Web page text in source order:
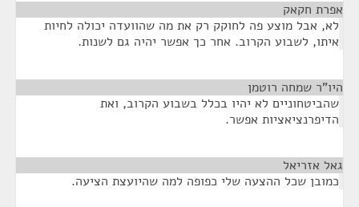
אפרת חקאק
לא, אבל מוצע פה לחוקק רק את מה שהוועדה יכולה לחיות
איתו, לשבוע הקרוב. אחר כך אפשר יהיה גם לשנות.
היו"ר שמחה רוטמן
שהביטחוניים לא יהיו בכלל בשבוע הקרוב, ואת
הדיפרנציאציות אפשר.
גאל אזריאל
כמובן שכל ההצעה שלי כפופה למה שהיועצת הציעה.